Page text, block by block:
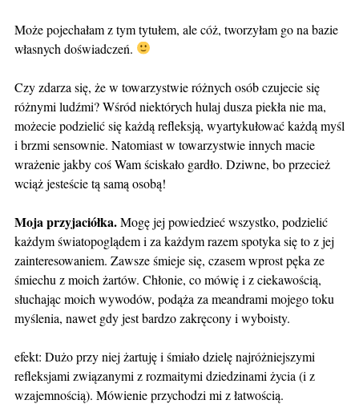
Może pojechałam z tym tytułem, ale cóż, tworzyłam go na bazie
własnych doświadczeń.
Czy zdarza się, że w towarzystwie różnych osób czujecie się
różnymi ludźmi? Wśród niektórych hulaj dusza piekła nie ma,
możecie podzielić się każdą refleksją, wyartykułować każdą myśl
i brzmi sensownie. Natomiast w towarzystwie innych macie
wrażenie jakby coś Wam ściskało gardło. Dziwne, bo przecież
wciąż jesteście tą samą osobą!
Moja przyjaciółka.Mogę jej powiedzieć wszystko, podzielić
każdym światopoglądem i za każdym razem spotyka się to z jej
zainteresowaniem. Zawsze śmieje się, czasem wprost pęka ze
śmiechu z moich żartów. Chłonie, co mówię i z ciekawością,
słuchając moich wywodów, podąża za meandrami mojego toku
myślenia, nawet gdy jest bardzo zakręcony i wyboisty.
efekt: Dużo przy niej żartuję i śmiało dzielę najróżniejszymi
refleksjami związanymi z rozmaitymi dziedzinami życia (i z
wzajemnością). Mówienie przychodzi mi z łatwością.